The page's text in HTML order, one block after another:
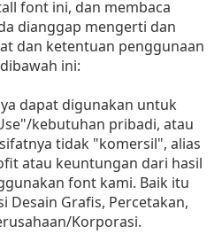
font ini, dan membaca
dianggap mengerti dan
dan ketentuan penggunaan
ini:
dapat digunakan untuk
kebutuhan pribadi, atau
tidak "komersil", alias
atau keuntungan dari hasil
font kami. Baik itu
Desain Grafis, Percetakan,
Korporasi.